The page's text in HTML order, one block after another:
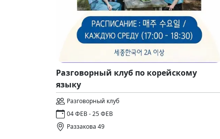
Разговорный клуб по корейскому
языку
Разговорный клуб
04 ФЕВ - 25 ФЕВ
Раззакова 49